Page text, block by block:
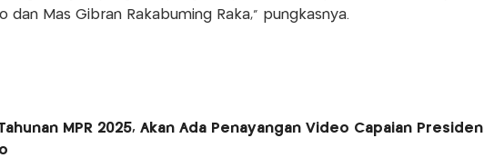
dan Mas Gibran Rakabuming Raka,” pungkasnya.
MPR 2025, Akan Ada Penayangan Video Capaian Presiden